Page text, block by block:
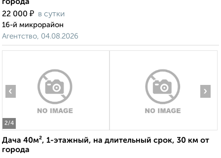
города
22 000 ₽ в сутки
16-й микрорайон
Агентство, 04.08.2026
2/4
‹ ›
Дача 40м², 1-этажный, на длительный срок, 30 км от
города